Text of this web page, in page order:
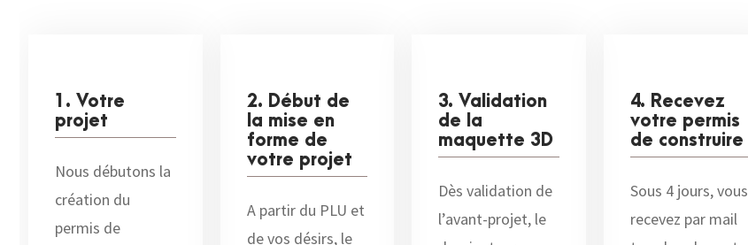
1. Votre
projet
Nous débutons la
création du
permis de
2. Début de
la mise en
forme de
votre projet
A partir du PLU et
de vos désirs, le
3. Validation
de la
maquette 3D
Dès validation de
l’avant-projet, le
4. Recevez
votre permis
de construire
Sous 4 jours, vous
recevez par mail